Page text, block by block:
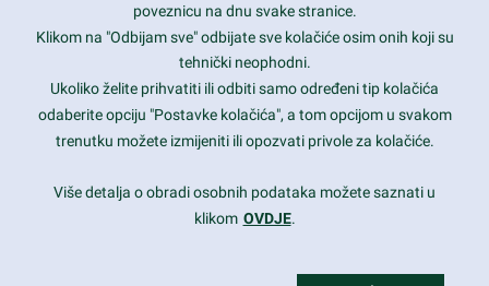
prothemes.net@gmail.com
Daily: 9:00 am - 6:00 pm
Sunday: Closed
Copyright 2017FRESHFACE© All Rights Reserved
poveznicu na dnu svake stranice.
Klikom na "Odbijam sve" odbijate sve kolačiće osim onih koji su
tehnički neophodni.
Ukoliko želite prihvatiti ili odbiti samo određeni tip kolačića
odaberite opciju "Postavke kolačića", a tom opcijom u svakom
trenutku možete izmijeniti ili opozvati privole za kolačiće.
Više detalja o obradi osobnih podataka možete saznati u
klikom OVDJE.